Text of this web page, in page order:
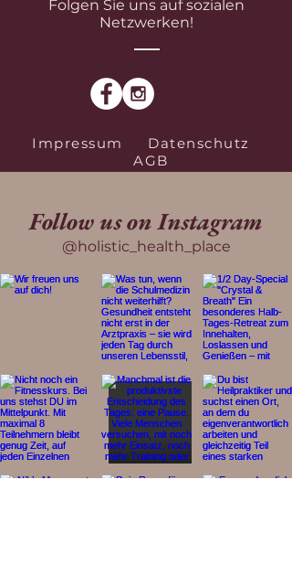
Folgen Sie uns auf sozialen
Netzwerken!
Impressum
Datenschutz
AGB
Follow us on Instagram
@holistic_health_place